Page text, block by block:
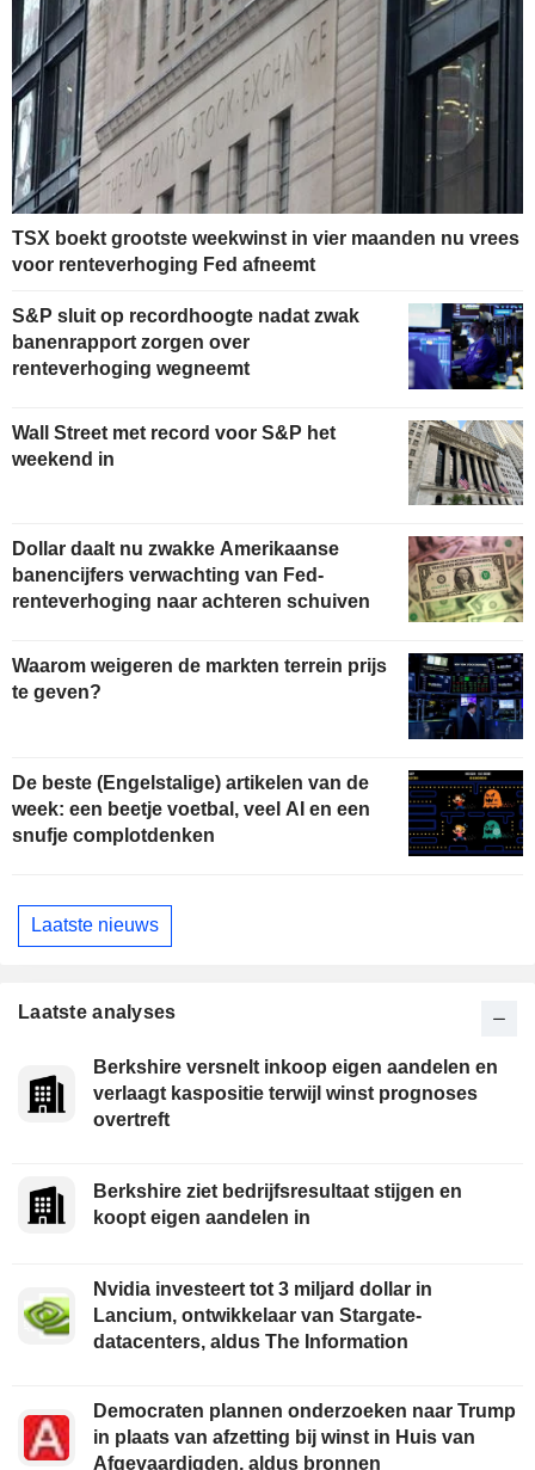
TSX boekt grootste weekwinst in vier maanden nu vrees
voor renteverhoging Fed afneemt
S&P sluit op recordhoogte nadat zwak
banenrapport zorgen over
renteverhoging wegneemt
Wall Street met record voor S&P het
weekend in
Dollar daalt nu zwakke Amerikaanse
banencijfers verwachting van Fed-
renteverhoging naar achteren schuiven
Waarom weigeren de markten terrein prijs
te geven?
De beste (Engelstalige) artikelen van de
week: een beetje voetbal, veel AI en een
snufje complotdenken
Laatste nieuws
Laatste analyses
Berkshire versnelt inkoop eigen aandelen en
verlaagt kaspositie terwijl winst prognoses
overtreft
Berkshire ziet bedrijfsresultaat stijgen en
koopt eigen aandelen in
Nvidia investeert tot 3 miljard dollar in
Lancium, ontwikkelaar van Stargate-
datacenters, aldus The Information
Democraten plannen onderzoeken naar Trump
in plaats van afzetting bij winst in Huis van
Afgevaardigden, aldus bronnen